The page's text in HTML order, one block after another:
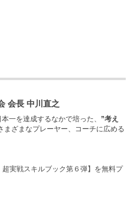
会長 中川直之
一を達成するなかで培った、 ”考え
まざまなプレーヤー、コーチに広める
超実戦スキルブック第６弾】を無料プ